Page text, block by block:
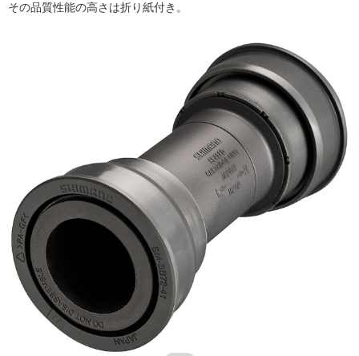
その品質性能の高さは折り紙付き。